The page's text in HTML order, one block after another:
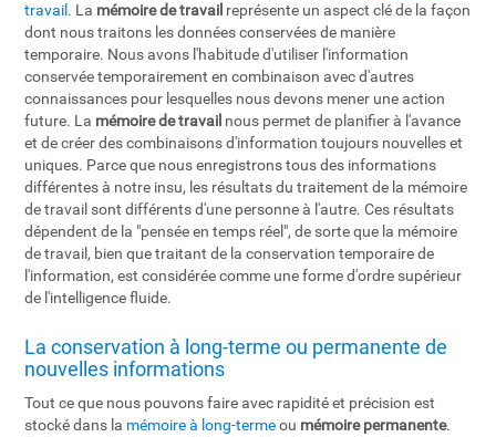
travail . La mémoire de travail représente un aspect clé de la façon
dont nous traitons les données conservées de manière
temporaire. Nous avons l'habitude d'utiliser l'information
conservée temporairement en combinaison avec d'autres
connaissances pour lesquelles nous devons mener une action
future. La mémoire de travail nous permet de planifier à l'avance
et de créer des combinaisons d'information toujours nouvelles et
uniques. Parce que nous enregistrons tous des informations
différentes à notre insu, les résultats du traitement de la mémoire
de travail sont différents d'une personne à l'autre. Ces résultats
dépendent de la "pensée en temps réel", de sorte que la mémoire
de travail, bien que traitant de la conservation temporaire de
l'information, est considérée comme une forme d'ordre supérieur
de l'intelligence fluide.
La conservation à long-terme ou permanente de
nouvelles informations
Tout ce que nous pouvons faire avec rapidité et précision est
stocké dans la mémoire à long-termeou mémoire permanente.